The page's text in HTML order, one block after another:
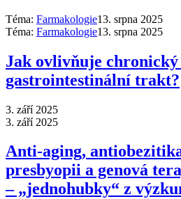
Téma: Farmakologie13. srpna 2025
Téma: Farmakologie13. srpna 2025
Jak ovlivňuje
gastrointestinální trakt?
3. září 2025
3. září 2025
Anti‑aging,
presbyopii a genová
–⁠ „jednohubky“ z